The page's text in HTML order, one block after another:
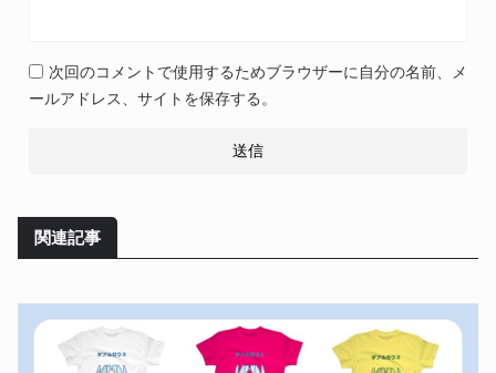
次回のコメントで使用するためブラウザーに自分の名前、メ
ールアドレス、サイトを保存する。
関連記事